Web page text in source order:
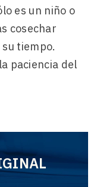
es un niño o
cosechar
tiempo.
paciencia del